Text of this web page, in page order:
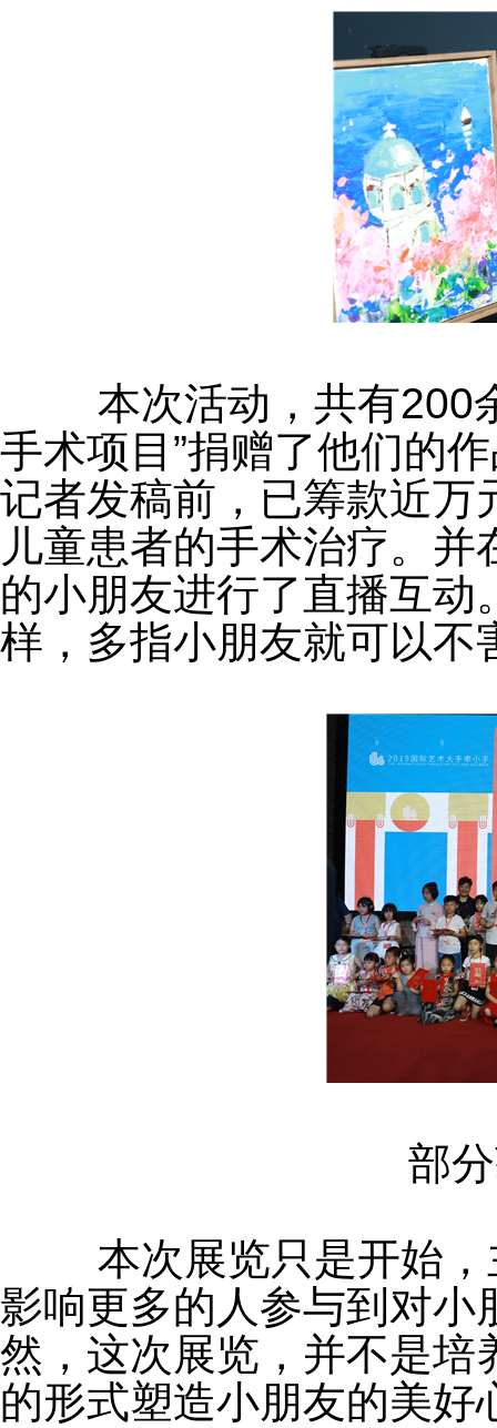
手术项目”捐赠了他们的
记者发稿前，已筹款近万
儿童患者的手术治疗。
的小朋友进行了直播互动
样，多指小朋友就可以不
部
影响更多的人参与到对小
然，这次展览，并不是培
的形式塑造小朋友的美